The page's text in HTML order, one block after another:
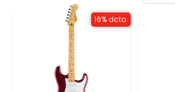
16% dcto.